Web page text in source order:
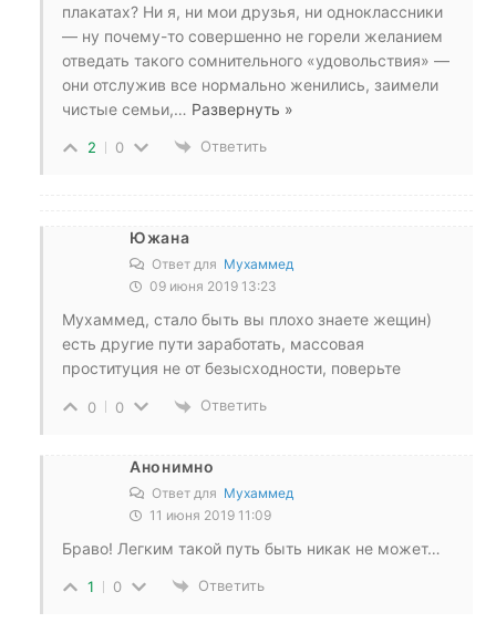
плакатах? Ни я, ни мои друзья, ни одноклассники
— ну почему-то совершенно не горели желанием
отведать такого сомнительного «удовольствия» —
они отслужив все нормально женились, заимели
чистые семьи,… Развернуть »
2 0 Ответить
Южана
Ответ для Мухаммед
09 июня 2019 13:23
Мухаммед, стало быть вы плохо знаете жещин)
есть другие пути заработать, массовая
проституция не от безысходности, поверьте
0 0 Ответить
Анонимно
Ответ для Мухаммед
11 июня 2019 11:09
Браво! Легким такой путь быть никак не может…
1 0 Ответить